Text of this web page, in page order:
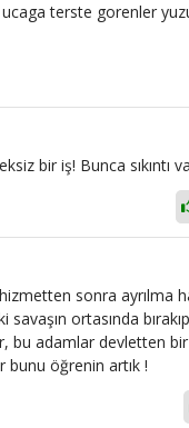
terste gorenler
bir iş! Bunca sıkıntı
sonra ayrılma
ortasında
bu adamlar devletten bir
öğrenin artık !